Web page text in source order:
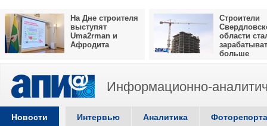
На Дне строителя
выступят
Uma2rman и
Афродита
Строители
области
больше
Информационно-
Новости Интервью Аналитика